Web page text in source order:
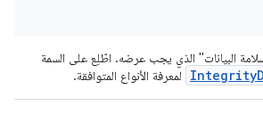
البيانات" الذي يجب عرضه. اطّلِع على السمة
لمعرفة الأنواع المتوافقة.